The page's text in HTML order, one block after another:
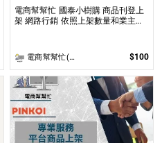
電商幫幫忙 國泰小樹購 商品刊登上
架 網路行銷 依照上架數量和業主討
電商幫幫忙(電商平台代營運/電商上架/運營策略/網路行銷) $100